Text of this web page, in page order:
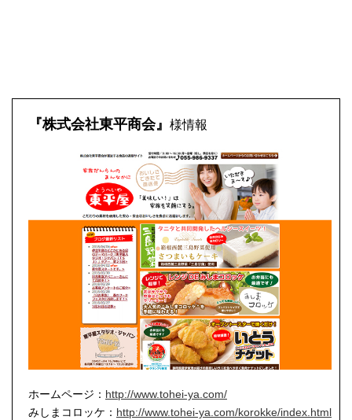
『株式会社東平商会』 様情報
ホームページ： http://www.tohei-ya.com/
みしまコロッケ： http://www.tohei-ya.com/korokke/index.html